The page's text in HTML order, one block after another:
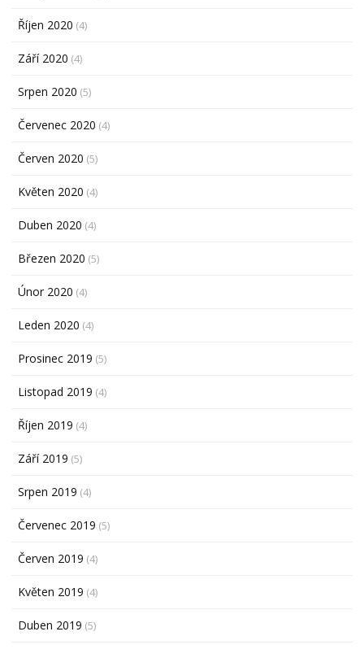
Říjen 2020 (4)
Září 2020 (4)
Srpen 2020 (5)
Červenec 2020 (4)
Červen 2020 (5)
Květen 2020 (4)
Duben 2020 (4)
Březen 2020 (5)
Únor 2020 (4)
Leden 2020 (4)
Prosinec 2019 (5)
Listopad 2019 (4)
Říjen 2019 (4)
Září 2019 (5)
Srpen 2019 (4)
Červenec 2019 (5)
Červen 2019 (4)
Květen 2019 (4)
Duben 2019 (5)